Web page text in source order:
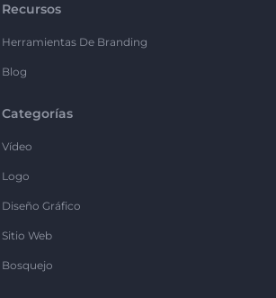
Recursos
Herramientas De Branding
Blog
Categorías
Vídeo
Logo
Diseño Gráfico
Sitio Web
Bosquejo